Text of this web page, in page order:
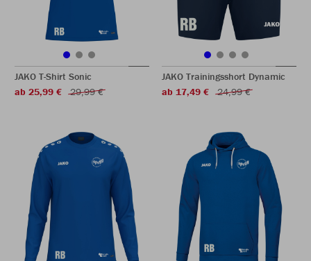
JAKO T-Shirt Sonic
ab 25,99 €
29,99 €
JAKO Trainingsshort Dynamic
ab 17,49 €
24,99 €